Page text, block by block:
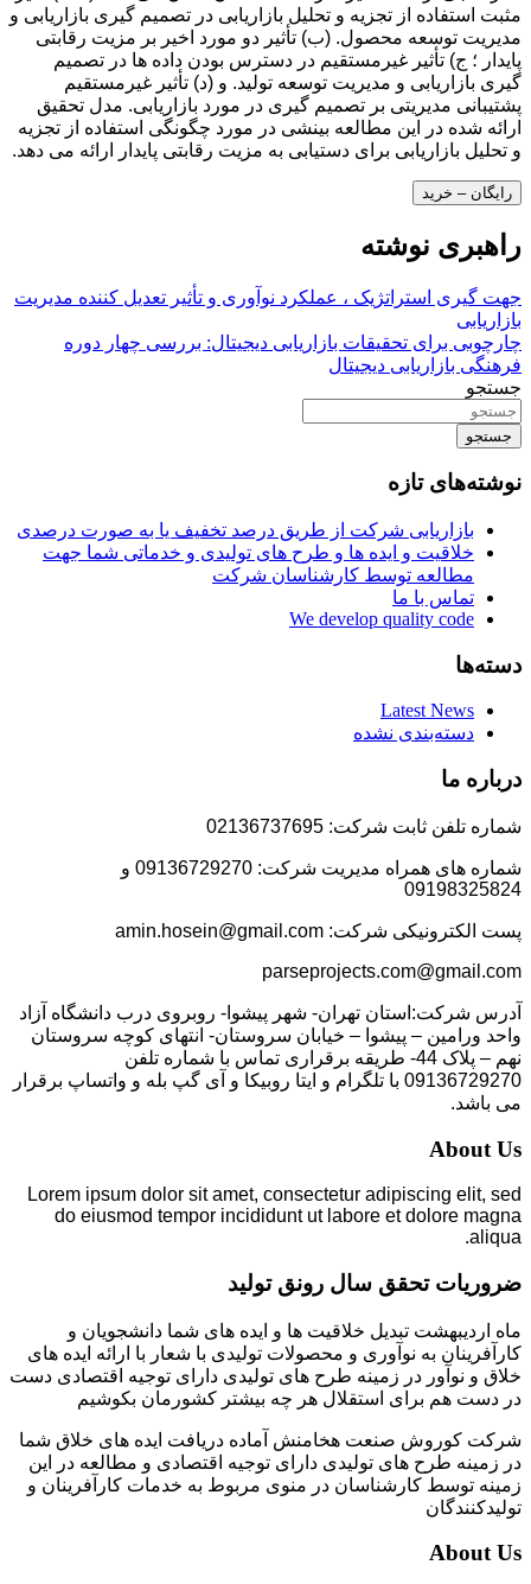
مثبت استفاده از تجزیه و تحلیل بازاریابی در تصمیم گیری بازاریابی و
مدیریت توسعه محصول. (ب) تأثیر دو مورد اخیر بر مزیت رقابتی
پایدار ؛ ج) تأثیر غیرمستقیم در دسترس بودن داده ها در تصمیم
گیری بازاریابی و مدیریت توسعه تولید. و (د) تأثیر غیرمستقیم
پشتیبانی مدیریتی بر تصمیم گیری در مورد بازاریابی. مدل تحقیق
ارائه شده در این مطالعه بینشی در مورد چگونگی استفاده از تجزیه
و تحلیل بازاریابی برای دستیابی به مزیت رقابتی پایدار ارائه می دهد.
رایگان – خرید
راهبری نوشته
جهت گیری استراتژیک ، عملکرد نوآوری و تأثیر تعدیل کننده مدیریت
بازاریابی
چارچوبی برای تحقیقات بازاریابی دیجیتال: بررسی چهار دوره
فرهنگی بازاریابی دیجیتال
جستجو
جستجو
نوشته‌های تازه
بازاریابی شرکت از طریق درصد تخفیف یا به صورت درصدی
خلاقیت و ایده ها و طرح های تولیدی و خدماتی شما جهت
مطالعه توسط کارشناسان شرکت
تماس با ما
We develop quality code
دسته‌ها
Latest News
دسته‌بندی نشده
درباره ما
شماره تلفن ثابت شرکت: 02136737695
شماره های همراه مدیریت شرکت: 09136729270 و
09198325824
پست الکترونیکی شرکت: amin.hosein@gmail.com
parseprojects.com@gmail.com
آدرس شرکت:استان تهران- شهر پیشوا- روبروی درب دانشگاه آزاد
واحد ورامین – پیشوا – خیابان سروستان- انتهای کوچه سروستان
نهم – پلاک 44- طریقه برقراری تماس با شماره تلفن
09136729270 با تلگرام و ایتا روبیکا و آی گپ بله و واتساپ برقرار
می باشد.
About Us
Lorem ipsum dolor sit amet, consectetur adipiscing elit, sed
do eiusmod tempor incididunt ut labore et dolore magna
aliqua.
ضروریات تحقق سال رونق تولید
ماه اردیبهشت تبدیل خلاقیت ها و ایده های شما دانشجویان و
کارآفرینان به نوآوری و محصولات تولیدی با شعار با ارائه ایده های
خلاق و نوآور در زمینه طرح های تولیدی دارای توجیه اقتصادی دست
در دست هم برای استقلال هر چه بیشتر کشورمان بکوشیم
شرکت کوروش صنعت هخامنش آماده دریافت ایده های خلاق شما
در زمینه طرح های تولیدی دارای توجیه اقتصادی و مطالعه در این
زمینه توسط کارشناسان در منوی مربوط به خدمات کارآفرینان و
تولیدکنندگان
About Us